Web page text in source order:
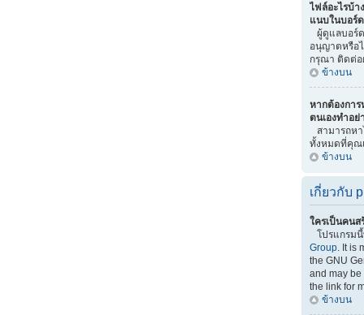
ไฟล์อะไรบ้า
แนบในบอร์
ผู้ดูแลบอร์
อนุญาตหรือ
กรุณา ติดต่อ
ข้างบน
หากต้องการ
ตนเองทำอย่
สามารถหา
ทั้งหมดที่คุณ
ข้างบน
เกี่ยวกับ
ใครเป็นคนส
โปรแกรม
Group . It
the GNU
and may
the link for
ข้างบน